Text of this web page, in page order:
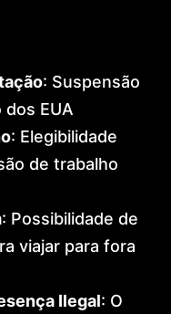
: Suspensão
EUA
: Elegibilidade
de trabalho
: Possibilidade de
viajar para fora
Ilegal: O